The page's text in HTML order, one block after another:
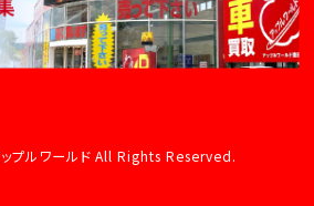
プルワールド All Rights Reserved.